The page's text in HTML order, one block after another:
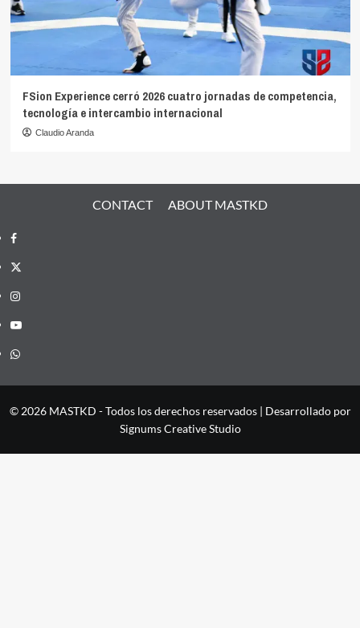
FSion Experience cerró 2026 cuatro jornadas de competencia,
tecnología e intercambio internacional
Claudio Aranda
CONTACT ABOUT MASTKD
Facebook
X
Instagram
YouTube
Whatsapp